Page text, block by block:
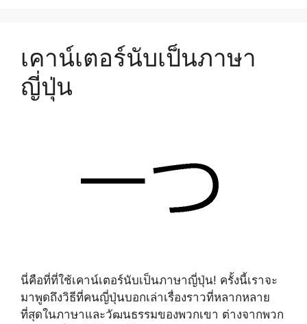
เคาน์เตอร์นับเป็นภาษา
ญี่ปุ่น
นี่คือที่ที่ใช้เคาน์เตอร์นับเป็นภาษาญี่ปุ่น! ครั้งนี้เราจะ
มาพูดถึงวิธีที่คนญี่ปุ่นบอกเล่าเรื่องราวที่หลากหลาย
ที่สุดในภาษาและวัฒนธรรมของพวกเขา ต่างจากพวก